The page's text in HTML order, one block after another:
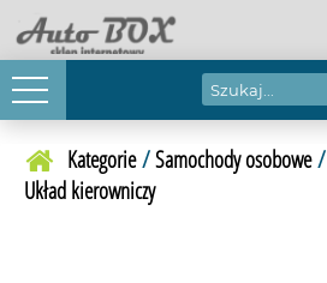
Kategorie/Samochody osobowe/
Układ kierowniczy